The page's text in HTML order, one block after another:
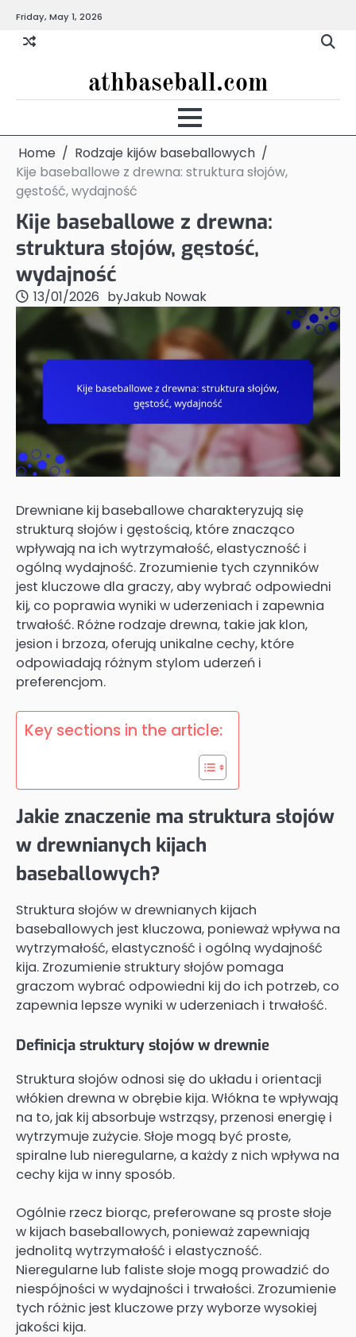
content
Friday, May 1, 2026
athbaseball.com
Home
Rodzaje kijów baseballowych
Kije baseballowe z drewna: struktura słojów,
gęstość, wydajność
Kije baseballowe z drewna:
struktura słojów, gęstość,
wydajność
13/01/2026 byJakub Nowak
Drewniane kij baseballowe charakteryzują się
strukturą słojów i gęstością, które znacząco
wpływają na ich wytrzymałość, elastyczność i
ogólną wydajność. Zrozumienie tych czynników
jest kluczowe dla graczy, aby wybrać odpowiedni
kij, co poprawia wyniki w uderzeniach i zapewnia
trwałość. Różne rodzaje drewna, takie jak klon,
jesion i brzoza, oferują unikalne cechy, które
odpowiadają różnym stylom uderzeń i
preferencjom.
Key sections in the article:
Jakie znaczenie ma struktura słojów
w drewnianych kijach
baseballowych?
Struktura słojów w drewnianych kijach
baseballowych jest kluczowa, ponieważ wpływa na
wytrzymałość, elastyczność i ogólną wydajność
kija. Zrozumienie struktury słojów pomaga
graczom wybrać odpowiedni kij do ich potrzeb, co
zapewnia lepsze wyniki w uderzeniach i trwałość.
Definicja struktury słojów w drewnie
Struktura słojów odnosi się do układu i orientacji
włókien drewna w obrębie kija. Włókna te wpływają
na to, jak kij absorbuje wstrząsy, przenosi energię i
wytrzymuje zużycie. Słoje mogą być proste,
spiralne lub nieregularne, a każdy z nich wpływa na
cechy kija w inny sposób.
Ogólnie rzecz biorąc, preferowane są proste słoje
w kijach baseballowych, ponieważ zapewniają
jednolitą wytrzymałość i elastyczność.
Nieregularne lub faliste słoje mogą prowadzić do
niespójności w wydajności i trwałości. Zrozumienie
tych różnic jest kluczowe przy wyborze wysokiej
jakości kija.